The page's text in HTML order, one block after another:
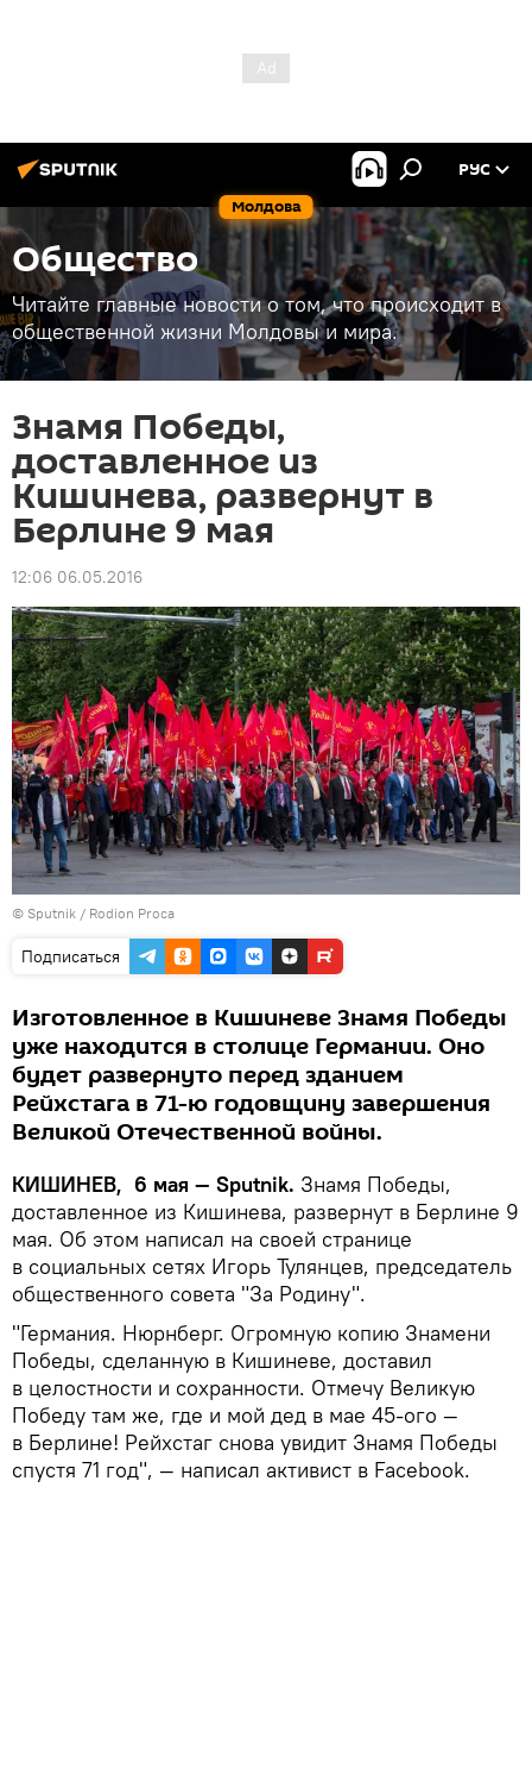
Молдова
РУС
Общество
Читайте главные новости о том, что происходит в
общественной жизни Молдовы и мира.
Знамя Победы,
доставленное из
Кишинева, развернут в
Берлине 9 мая
12:06 06.05.2016
© Sputnik / Rodion Proca
Подписаться
Изготовленное в Кишиневе Знамя Победы
уже находится в столице Германии. Оно
будет развернуто перед зданием
Рейхстага в 71-ю годовщину завершения
Великой Отечественной войны.
КИШИНЕВ, 6 мая — Sputnik. Знамя Победы,
доставленное из Кишинева, развернут в Берлине 9
мая. Об этом написал на своей странице
в социальных сетях Игорь Тулянцев, председатель
общественного совета "За Родину".
"Германия. Нюрнберг. Огромную копию Знамени
Победы, сделанную в Кишиневе, доставил
в целостности и сохранности. Отмечу Великую
Победу там же, где и мой дед в мае 45-ого —
в Берлине! Рейхстаг снова увидит Знамя Победы
спустя 71 год", — написал активист в Facebook.